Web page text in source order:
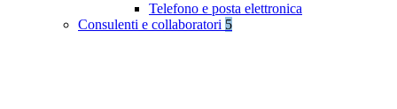
Telefono e posta elettronica
Consulenti e collaboratori 5